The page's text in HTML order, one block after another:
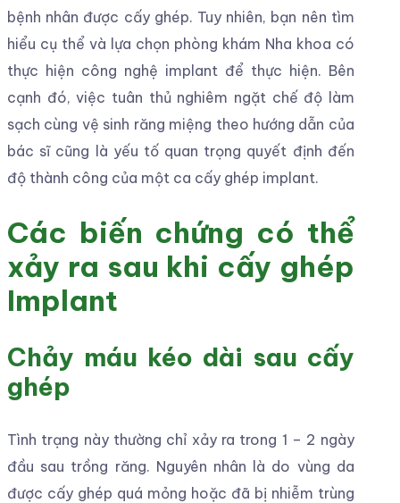
bệnh nhân được cấy ghép. Tuy nhiên, bạn nên tìm
hiểu cụ thể và lựa chọn phòng khám Nha khoa có
thực hiện công nghệ implant để thực hiện. Bên
cạnh đó, việc tuân thủ nghiêm ngặt chế độ làm
sạch cùng vệ sinh răng miệng theo hướng dẫn của
bác sĩ cũng là yếu tố quan trọng quyết định đến
độ thành công của một ca cấy ghép implant.
Các biến chứng có thể
xảy ra sau khi cấy ghép
Implant
Chảy máu kéo dài sau cấy
ghép
Tình trạng này thường chỉ xảy ra trong 1 – 2 ngày
đầu sau trồng răng. Nguyên nhân là do vùng da
được cấy ghép quá mỏng hoặc đã bị nhiễm trùng